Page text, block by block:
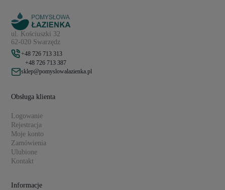
ul. Kościuszki 32
62-020 Swarzędz
+48 726 713 313
+48 726 713 387
sklep@pomyslowalazienka.pl
Obsługa klienta
Logowanie
Rejestracja
Moje konto
Zamówienia
Ulubione
Kontakt
Informacje